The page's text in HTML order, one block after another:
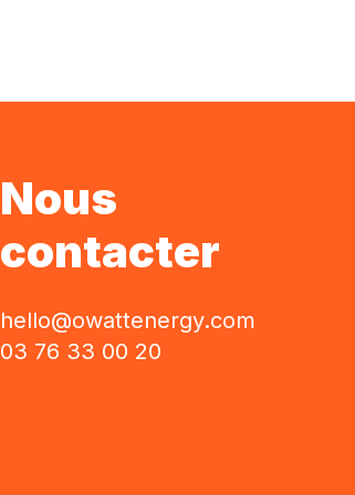
Nous
contacter
hello@owattenergy.com
03 76 33 00 20